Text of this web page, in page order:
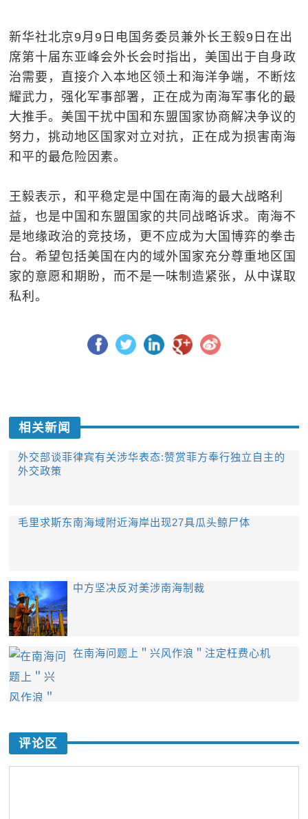
新华社北京9月9日电国务委员兼外长王毅9日在出
席第十届东亚峰会外长会时指出，美国出于自身政
治需要，直接介入本地区领土和海洋争端，不断炫
耀武力，强化军事部署，正在成为南海军事化的最
大推手。美国干扰中国和东盟国家协商解决争议的
努力，挑动地区国家对立对抗，正在成为损害南海
和平的最危险因素。
王毅表示，和平稳定是中国在南海的最大战略利
益，也是中国和东盟国家的共同战略诉求。南海不
是地缘政治的竞技场，更不应成为大国博弈的拳击
台。希望包括美国在内的域外国家充分尊重地区国
家的意愿和期盼，而不是一味制造紧张，从中谋取
私利。
相关新闻
外交部谈菲律宾有关涉华表态:赞赏菲方奉行独立自主的
外交政策
毛里求斯东南海域附近海岸出现27具瓜头鲸尸体
中方坚决反对美涉南海制裁
在南海问题上＂兴风作浪＂注定枉费心机
评论区